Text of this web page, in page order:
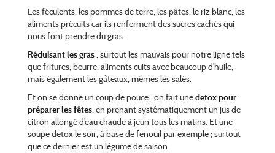
Les féculents, les pommes de terre, les pâtes, le riz blanc, les
aliments précuits car ils renferment des sucres cachés qui
nous font prendre du gras.
Réduisant les gras: surtout les mauvais pour notre ligne tels
que fritures, beurre, aliments cuits avec beaucoup d’huile,
mais également les gâteaux, mêmes les salés.
Et on se donne un coup de pouce : on fait unedetox pour
préparer les fêtes, en prenant systématiquement un jus de
citron allongé d’eau chaude à jeun tous les matins. Et une
soupe detox le soir, à base de fenouil par exemple ; surtout
que ce dernier est un légume de saison.